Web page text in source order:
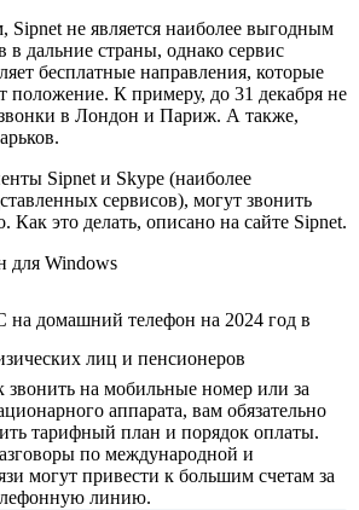
не является наиболее выгодным
в дальние страны, однако сервис
бесплатные направления, которые
положение. К примеру, до 31 декабря не
звонки в Лондон и Париж. А также,
Sipnet и Skype (наиболее
сервисов), могут звонить
Как это делать, описано на сайте Sipnet.
домашний телефон на 2024 год в
лиц и пенсионеров
звонить на мобильные номер или за
аппарата, вам обязательно
тарифный план и порядок оплаты.
по международной и
могут привести к большим счетам за
линию.